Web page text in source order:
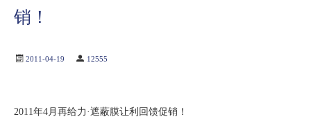
销！
2011-04-19 12555
2011年4月再给力·遮蔽膜让利回馈促销！